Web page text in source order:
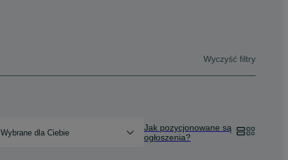
Wyczyść filtry
Wybrane dla Ciebie
Jak pozycjonowane są
ogłoszenia?